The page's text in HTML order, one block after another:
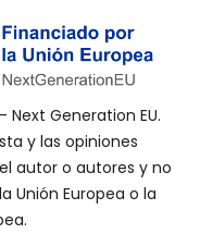
Next Generation EU.
y las opiniones
autor o autores y no
Unión Europea o la